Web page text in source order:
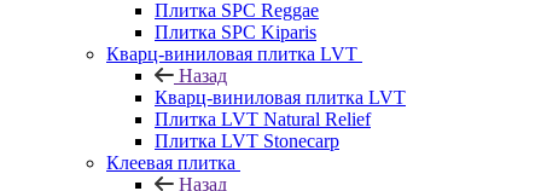
Плитка SPC Reggae
Плитка SPC Kiparis
Кварц-виниловая плитка LVT
Назад
Кварц-виниловая плитка LVT
Плитка LVT Natural Relief
Плитка LVT Stonecarp
Клеевая плитка
Назад